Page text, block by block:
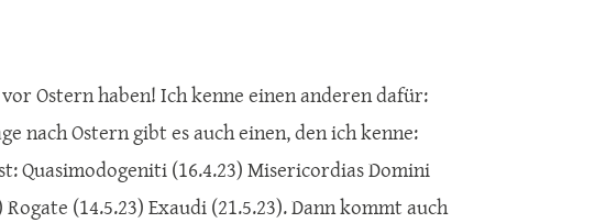
Ostern haben! Ich kenne einen anderen dafür:
nach Ostern gibt es auch einen, den ich kenne:
Quasimodogeniti (16.4.23) Misericordias Domini
(14.5.23) Exaudi (21.5.23). Dann kommt auch